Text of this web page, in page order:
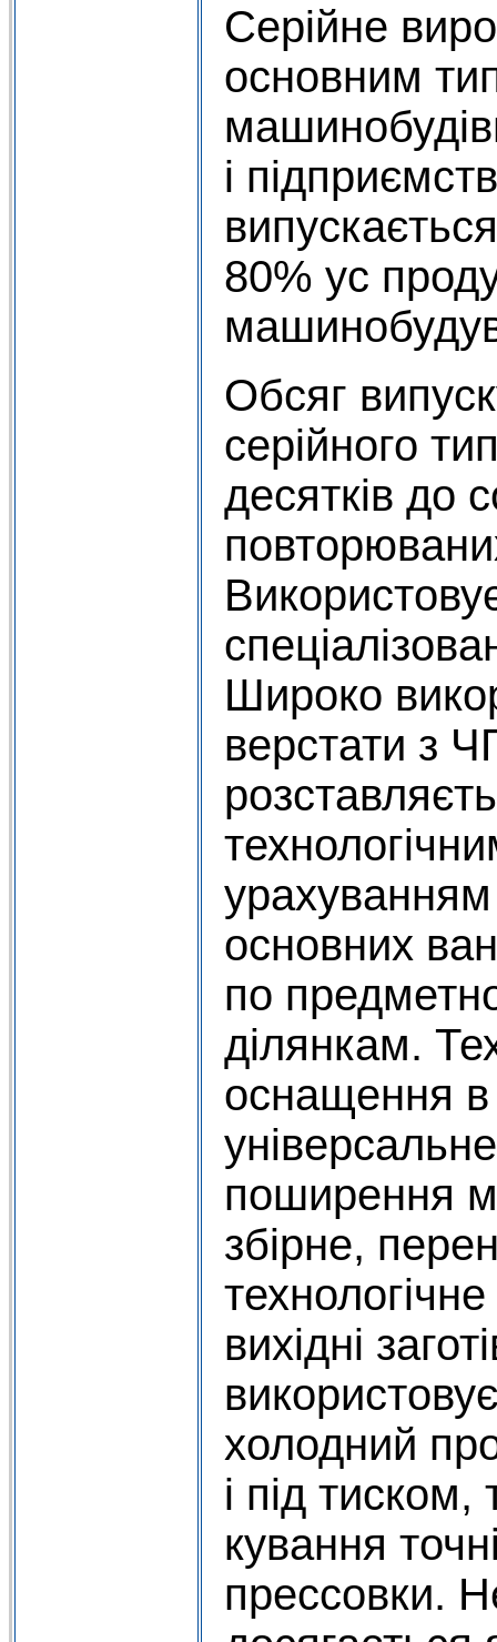
Серійне
основним
і
80% ус
Обсяг
серійного
десятків до
Широко
верстати з
основних
по
ділянкам.
оснащення
поширення
збірне,
вихідні
холодний
і під
кування
прессовки.